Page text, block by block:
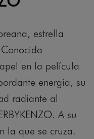
estrella
en la película
energía, su
radiante al
A su
la que se cruza.